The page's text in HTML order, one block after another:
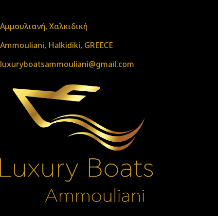
Αμμουλιανή, Χαλκιδική
Ammouliani, Halkidiki, GREECE
luxuryboatsammouliani@gmail.com